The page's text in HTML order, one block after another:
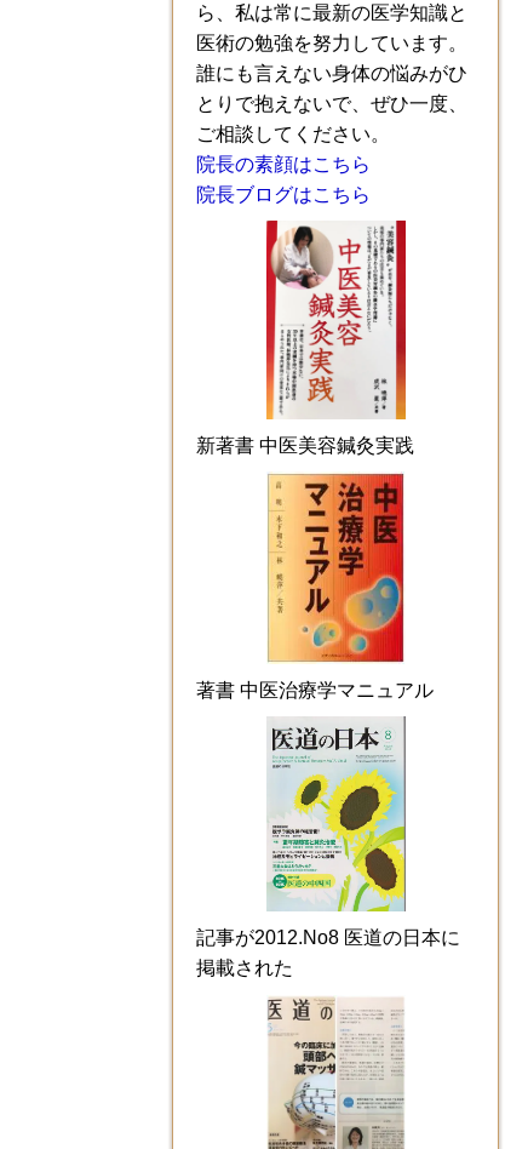
ら、私は常に最新の医学知識と
医術の勉強を努力しています。
誰にも言えない身体の悩みがひ
とりで抱えないで、ぜひ一度、
ご相談してください。
院長の素顔はこちら
院長ブログはこちら
新著書 中医美容鍼灸実践
著書 中医治療学マニュアル
記事が2012.No8 医道の日本に
掲載された